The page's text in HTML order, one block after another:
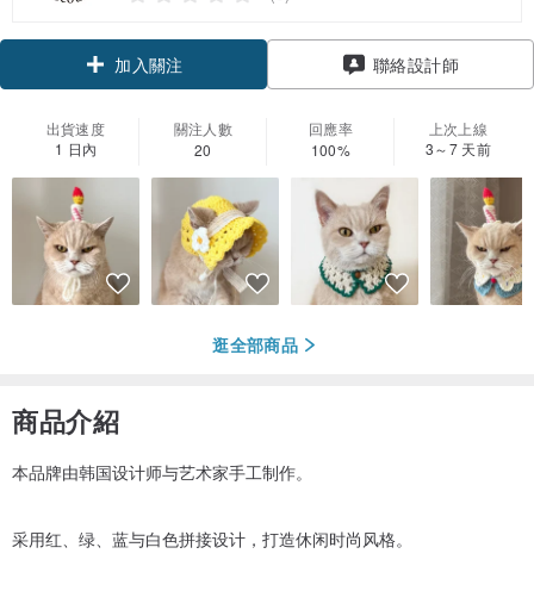
加入關注 聯絡設計師
出貨速度
1 日內
關注人數
20
回應率
100%
上次上線
3～7 天前
逛全部商品
商品介紹
本品牌由韩国设计师与艺术家手工制作。
采用红、绿、蓝与白色拼接设计，打造休闲时尚风格。